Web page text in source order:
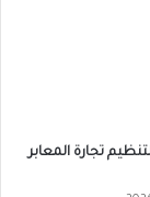
تجارة المعابر